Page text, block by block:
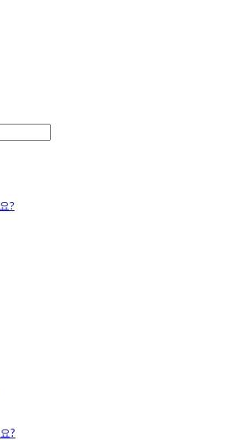
?
?